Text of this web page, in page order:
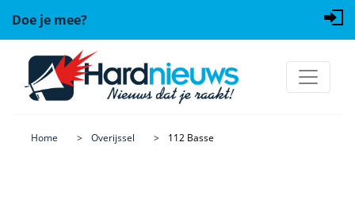
Doe je mee?
Home Overijssel 112 Basse